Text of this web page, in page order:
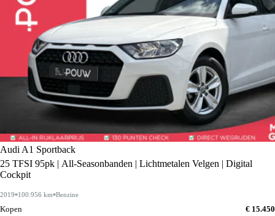
Audi A1 Sportback
25 TFSI 95pk | All-Seasonbanden | Lichtmetalen Velgen | Digital
Cockpit
2019 100.956 km Benzine
Kopen
€ 15.450